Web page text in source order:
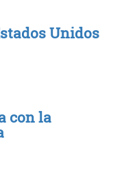
Unidos
con la